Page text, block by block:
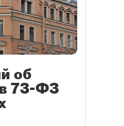
об
73-ФЗ